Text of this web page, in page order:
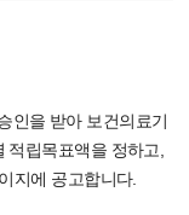
인을 받아 보건의료기
립목표액을 정하고,
지에 공고합니다.